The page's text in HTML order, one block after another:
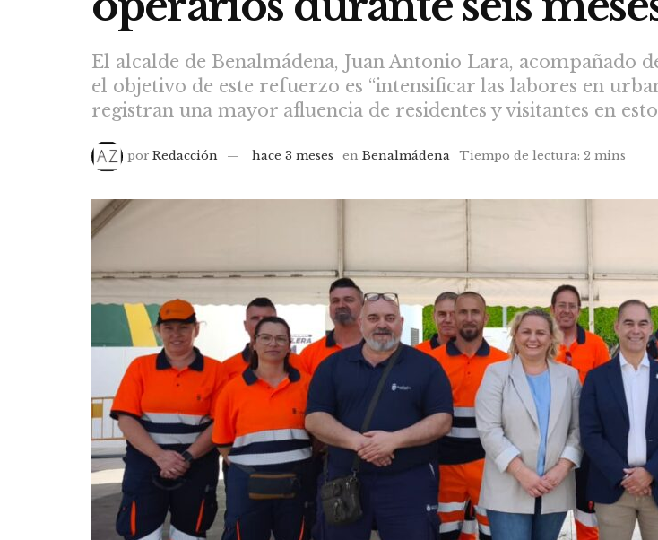
El alcalde de Benalmádena, Juan Antonio Lara, acompañado
el objetivo de este refuerzo es “intensificar las labores en
registran una mayor afluencia de residentes y visitantes en
por Redacción hace 3 meses en Benalmádena Tiempo de lectura: 2 mins